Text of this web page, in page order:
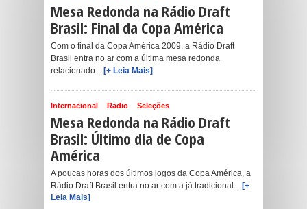
Mesa Redonda na Rádio Draft
Brasil: Final da Copa América
Com o final da Copa América 2009, a Rádio Draft
Brasil entra no ar com a última mesa redonda
relacionado... [+ Leia Mais]
Internacional Radio Seleções
Mesa Redonda na Rádio Draft
Brasil: Último dia de Copa
América
A poucas horas dos últimos jogos da Copa América, a
Rádio Draft Brasil entra no ar com a já tradicional... [+
Leia Mais]